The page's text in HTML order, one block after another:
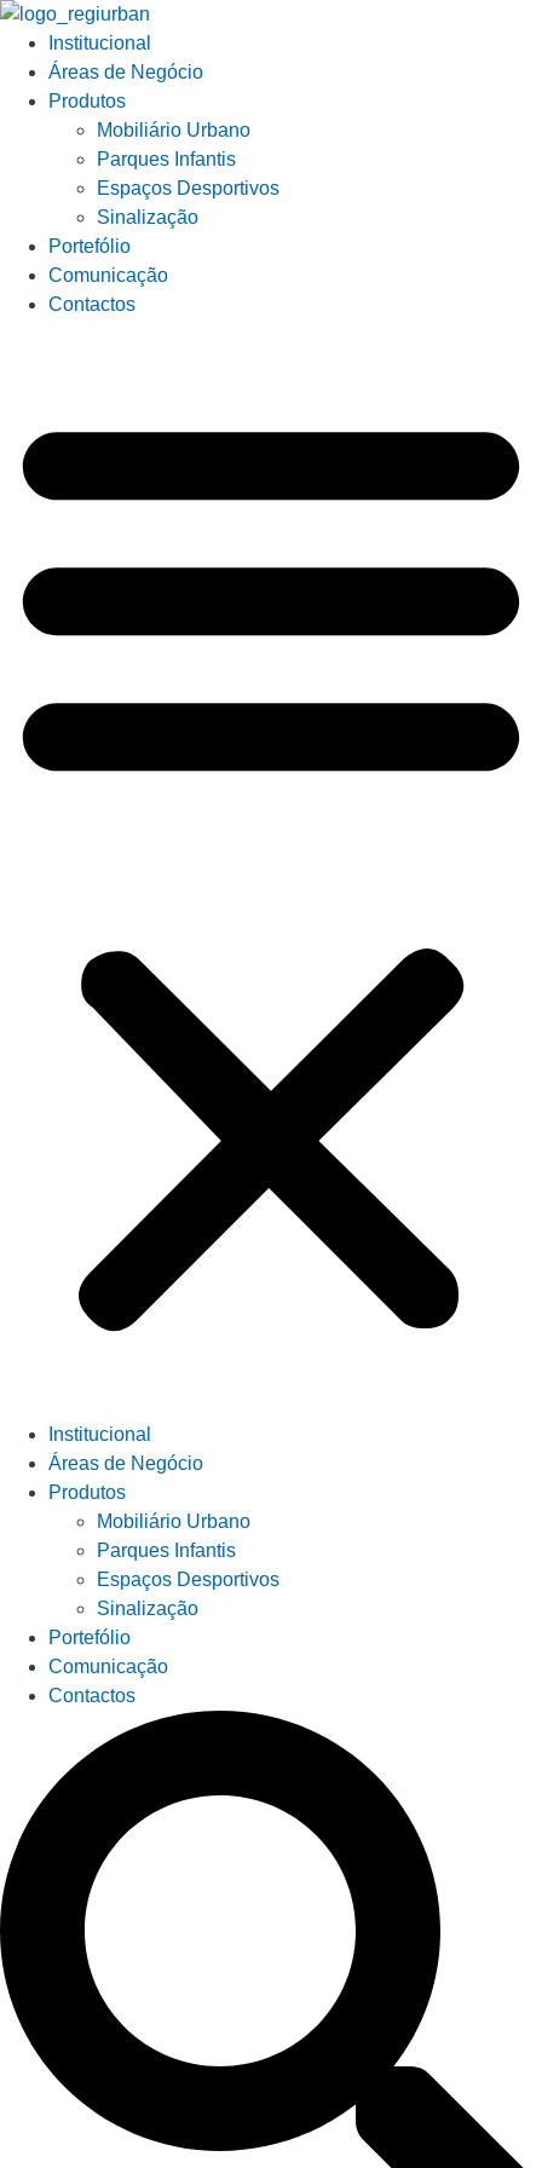
Institucional
Áreas de Negócio
Produtos
Mobiliário Urbano
Parques Infantis
Espaços Desportivos
Sinalização
Portefólio
Comunicação
Contactos
Institucional
Áreas de Negócio
Produtos
Mobiliário Urbano
Parques Infantis
Espaços Desportivos
Sinalização
Portefólio
Comunicação
Contactos